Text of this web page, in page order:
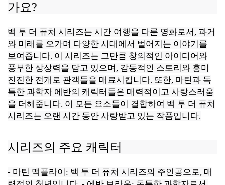
가요?
백 투 더 퓨처 시리즈는 시간 여행을 다룬 영화로서, 과거
와 미래를 오가며 다양한 시대에서 벌어지는 이야기를
보여줍니다. 이 시리즈는 그만큼 창의적인 아이디어와
풍부한 상상력을 담고 있으며, 감동적인 스토리와 흥미
진진한 전개로 관객들을 매료시킵니다. 또한, 마틴과 독
특한 과학자 에반의 캐릭터들은 매력적이고 사랑스러움
을 더해줍니다. 이 모든 요소들이 결합하여 백 투 더 퓨처
시리즈는 오랜 시간 동안 사랑받고 있는 작품입니다.
시리즈의 주요 캐릭터
- 마틴 맥플라이: 백 투 더 퓨처 시리즈의 주인공으로, 매